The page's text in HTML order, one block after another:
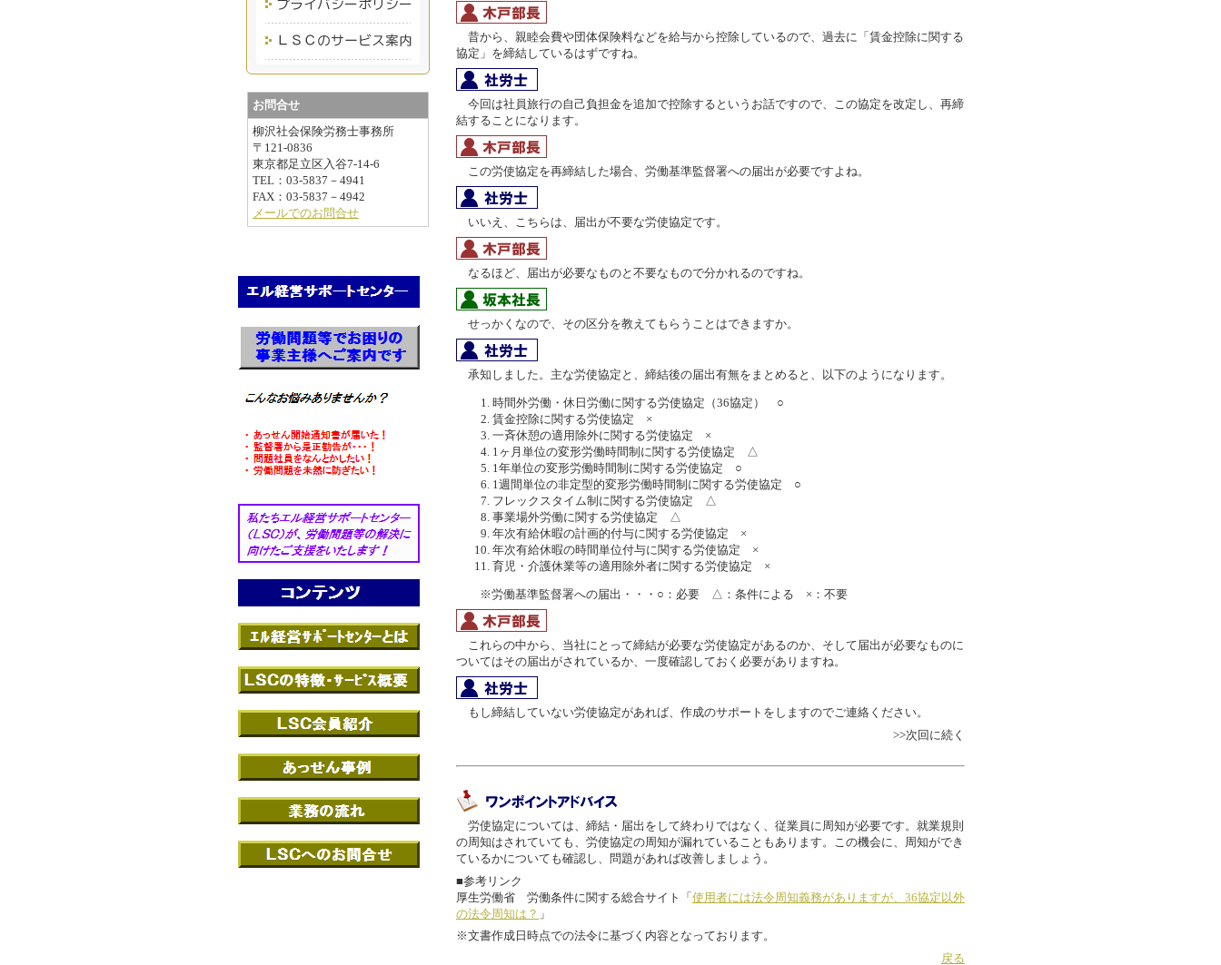
昔から、親睦会費や団体保険料などを給与から控除しているので、過去に「賃金控除に関する
協定」を締結しているはずですね。
今回は社員旅行の自己負担金を追加で控除するというお話ですので、この協定を改定し、再締
結することになります。
この労使協定を再締結した場合、労働基準監督署への届出が必要ですよね。
いいえ、こちらは、届出が不要な労使協定です。
なるほど、届出が必要なものと不要なもので分かれるのですね。
せっかくなので、その区分を教えてもらうことはできますか。
承知しました。主な労使協定と、締結後の届出有無をまとめると、以下のようになります。
時間外労働・休日労働に関する労使協定（36協定） ○
賃金控除に関する労使協定 ×
一斉休憩の適用除外に関する労使協定 ×
1ヶ月単位の変形労働時間制に関する労使協定 △
1年単位の変形労働時間制に関する労使協定 ○
1週間単位の非定型的変形労働時間制に関する労使協定 ○
フレックスタイム制に関する労使協定 △
事業場外労働に関する労使協定 △
年次有給休暇の計画的付与に関する労使協定 ×
年次有給休暇の時間単位付与に関する労使協定 ×
育児・介護休業等の適用除外者に関する労使協定 ×
※労働基準監督署への届出・・・○：必要 △：条件による ×：不要
これらの中から、当社にとって締結が必要な労使協定があるのか、そして届出が必要なものに
ついてはその届出がされているか、一度確認しておく必要がありますね。
もし締結していない労使協定があれば、作成のサポートをしますのでご連絡ください。
>>次回に続く
労使協定については、締結・届出をして終わりではなく、従業員に周知が必要です。就業規則
の周知はされていても、労使協定の周知が漏れていることもあります。この機会に、周知ができ
ているかについても確認し、問題があれば改善しましょう。
■参考リンク
厚生労働省 労働条件に関する総合サイト「使用者には法令周知義務がありますが、36協定以外
の法令周知は？ 」
※文書作成日時点での法令に基づく内容となっております。
戻る
お問合せ
柳沢社会保険労務士事務所
〒121-0836
東京都足立区入谷7-14-6
TEL：03-5837－4941
FAX：03-5837－4942
メールでのお問合せ